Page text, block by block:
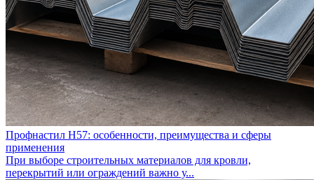
Профнастил Н57: особенности, преимущества и сферы
применения
При выборе строительных материалов для кровли,
перекрытий или ограждений важно у...